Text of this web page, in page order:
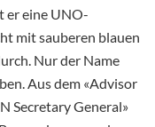
er eine UNO-
mit sauberen blauen
Nur der Name
Aus dem «Advisor
Secretary General»